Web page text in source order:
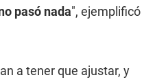
pasó nada", ejemplificó
a tener que ajustar, y